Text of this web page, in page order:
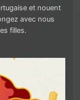
et nouent
avec nous
filles.